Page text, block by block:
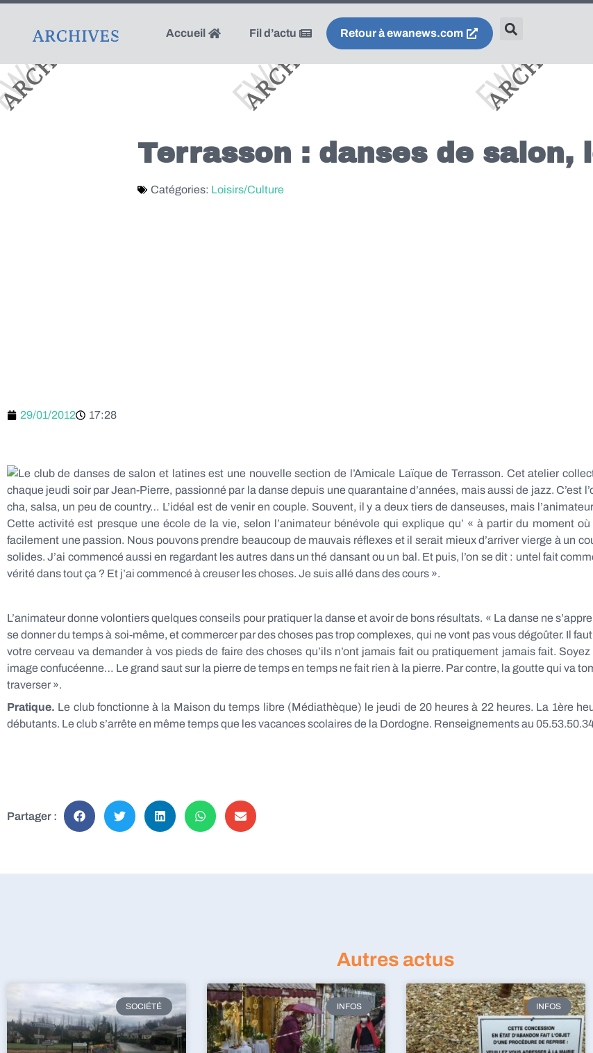
Accueil Fil d’actu Retour à ewanews.com
Terrasson : danses de salon,
Catégories: Loisirs/Culture
29/01/2012 17:28
Le club de danses de salon et latines est une nouvelle section de l’Amicale Laïque de Terrasson. Cet atelier
chaque jeudi soir par Jean-Pierre, passionné par la danse depuis une quarantaine d’années, mais aussi de jazz. C’est
cha, salsa, un peu de country… L’idéal est de venir en couple. Souvent, il y a deux tiers de danseuses, mais
Cette activité est presque une école de la vie, selon l’animateur bénévole qui explique qu’ « à partir du moment où
facilement une passion. Nous pouvons prendre beaucoup de mauvais réflexes et il serait mieux d’arriver vierge à un
solides. J’ai commencé aussi en regardant les autres dans un thé dansant ou un bal. Et puis, l’on se dit : untel fait
vérité dans tout ça ? Et j’ai commencé à creuser les choses. Je suis allé dans des cours ».
L’animateur donne volontiers quelques conseils pour pratiquer la danse et avoir de bons résultats. « La danse ne
se donner du temps à soi-même, et commercer par des choses pas trop complexes, qui ne vont pas vous dégoûter. Il
votre cerveau va demander à vos pieds de faire des choses qu’ils n’ont jamais fait ou pratiquement jamais fait.
image confucéenne… Le grand saut sur la pierre de temps en temps ne fait rien à la pierre. Par contre, la goutte qui va
traverser ».
Pratique. Le club fonctionne à la Maison du temps libre (Médiathèque) le jeudi de 20 heures à 22 heures. La 1ère
débutants. Le club s’arrête en même temps que les vacances scolaires de la Dordogne. Renseignements au
Partager :
Autres actus
SOCIÉTÉ INFOS INFOS